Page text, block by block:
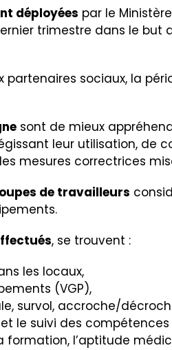
déployées par le
trimestre dans le
partenaires sociaux, la
sont de mieux
leur utilisation, de
mesures correctrices
de travailleurs
, se trouvent :
les locaux,
(VGP),
survol, accroche/
le suivi des
formation, l’aptitude